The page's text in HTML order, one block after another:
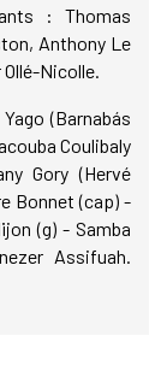
: Thomas
Anthony Le
Nicolle.
(Barnabás
Coulibaly
Gory (Hervé
Bonnet (cap) -
(g) - Samba
Assifuah.